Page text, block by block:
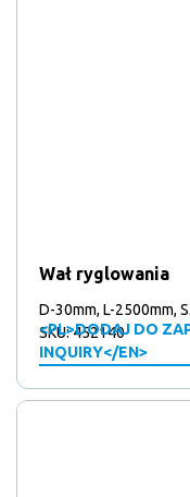
Wał ryglowania
D-30mm, L-2500mm,
<PL>DODAJ DO
INQUIRY</EN>
SKU: 452140